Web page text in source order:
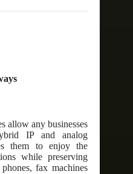
allow any businesses
IP and analog
them to enjoy the
while preserving
fax machines